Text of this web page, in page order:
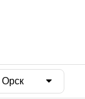
Орск